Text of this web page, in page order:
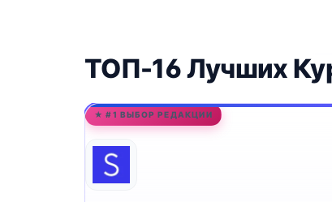
ТОП-16 Лучших
★ #1 ВЫБОР РЕДАКЦИИ